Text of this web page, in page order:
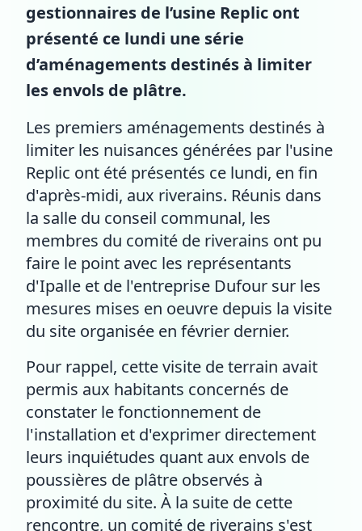
gestionnaires de l’usine Replic ont
présenté ce lundi une série
d’aménagements destinés à limiter
les envols de plâtre.
Les premiers aménagements destinés à
limiter les nuisances générées par l'usine
Replic ont été présentés ce lundi, en fin
d'après-midi, aux riverains. Réunis dans
la salle du conseil communal, les
membres du comité de riverains ont pu
faire le point avec les représentants
d'Ipalle et de l'entreprise Dufour sur les
mesures mises en oeuvre depuis la visite
du site organisée en février dernier.
Pour rappel, cette visite de terrain avait
permis aux habitants concernés de
constater le fonctionnement de
l'installation et d'exprimer directement
leurs inquiétudes quant aux envols de
poussières de plâtre observés à
proximité du site. À la suite de cette
rencontre, un comité de riverains s'est